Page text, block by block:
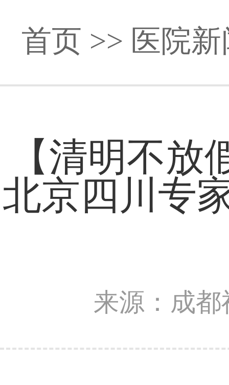
首页 >> 医院
【清明不放
北京四川专
来源：成